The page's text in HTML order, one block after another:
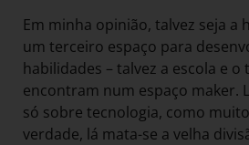
Em minha opinião, talvez seja a
um terceiro espaço para
habilidades – talvez a escola e
encontram num espaço maker.
só sobre tecnologia, como
verdade, lá mata-se a velha